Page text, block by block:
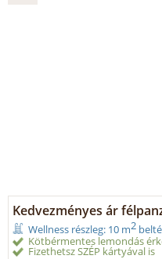
Kedvezményes ár
Wellness részleg: 10 m2
Kötbérmentes lemondás
Fizethetsz SZÉP kártyával is